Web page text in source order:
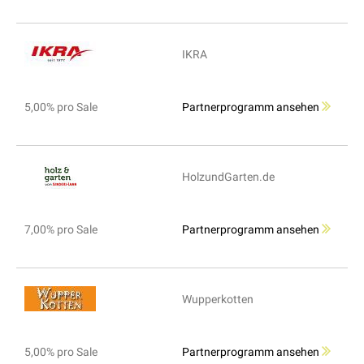
IKRA
5,00% pro Sale Partnerprogramm ansehen
HolzundGarten.de
7,00% pro Sale Partnerprogramm ansehen
Wupperkotten
5,00% pro Sale Partnerprogramm ansehen